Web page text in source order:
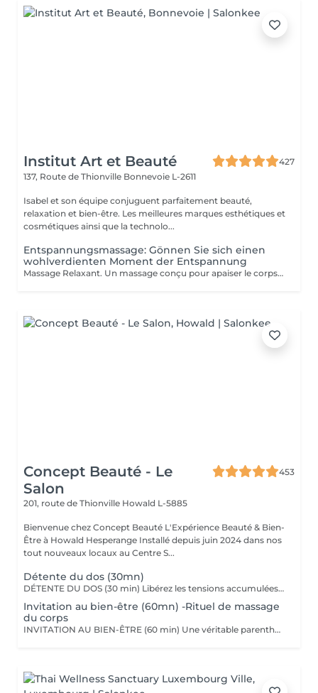
Institut Art et Beauté
427
137, Route de Thionville Bonnevoie L-2611
Isabel et son équipe conjuguent parfaitement beauté,
relaxation et bien-être. Les meilleures marques esthétiques et
cosmétiques ainsi que la technolo...
Entspannungsmassage: Gönnen Sie sich einen
wohlverdienten Moment der Entspannung
Massage Relaxant. Un massage conçu pour apaiser le corps et l'esprit, soulager les tensions et vous offrir un moment de pure détente pour homme et femme, Détente Musculaire : Les mouvements doux et enveloppants relâchent les tensions accumulées, offrant une sensation de légèreté et de bien-être physique. Revitalisation de l'Esprit : Un massage relaxant aide à clarifier les pensées et à retrouver une paix intérieure, indispensable pour affronter le quotidien avec sérénité. Réduction du Stress : Les massages relaxants permettent de diminuer les niveaux de stress en induisant une profonde relaxation et en équilibrant les émotions. Amélioration du Sommeil : En relaxant les muscles et en calmant l'esprit, ces massages favorisent un sommeil réparateur et de meilleure qualité. Praticiennes Qualifiées : Sont spécialisés dans les techniques de relaxation pour vous offrir une expérience relaxante. Ambiance Apaisante : Profitez d'un environnement calme idéal pour une évasion . Adapté à Tous : Que vous soyez un homme ou une femme, nos massages sont personnalisés pour répondre à vos besoins spécifiques. Accordez-vous un moment de paix et de détente car personne ne le mérite plus que vous.
Concept Beauté - Le
Salon
453
201, route de Thionville Howald L-5885
Bienvenue chez Concept Beauté L'Expérience Beauté & Bien-
Être à Howald Hesperange Installé depuis juin 2024 dans nos
tout nouveaux locaux au Centre S...
Détente du dos (30mn)
DÉTENTE DU DOS (30 min) Libérez les tensions accumulées avec ce massage ciblé du dos, des épaules et de la nuque. Grâce à des manuvres profondes et enveloppantes, ce soin soulage les tensions musculaires, améliore la circulation et procure une sensation immédiate de relaxation. Nous utilisons les huiles aromatiques Comfort Zone, riches en extraits naturels apaisants, pour nourrir la peau tout en offrant un véritable moment de lâcher-prise. Comfort Zone, marque italienne de soins haut de gamme, allie science et nature pour offrir des produits efficaces, sensoriels et respectueux de l'environnement. Formulés avec des ingrédients d'origine naturelle et issus de l'agriculture régénérative, sans silicones ni parabènes, leurs produits garantissent une expérience bien-être complète, tout en respectant votre peau et la planète.
Invitation au bien-être (60mn) -Rituel de massage
du corps
INVITATION AU BIEN-ÊTRE (60 min) Une véritable parenthèse de relaxation avec un massage complet du corps qui harmonise les énergies et procure une détente profonde. Grâce à des mouvements fluides et enveloppants, ce soin relâche les tensions musculaires, apaise le mental et redonne vitalité et sérénité. Nous utilisons les huiles et baumes sensoriels Comfort Zone, enrichis en huiles essentielles et ingrédients issus de l'agriculture régénérative, pour une expérience à la fois relaxante et écoresponsable.